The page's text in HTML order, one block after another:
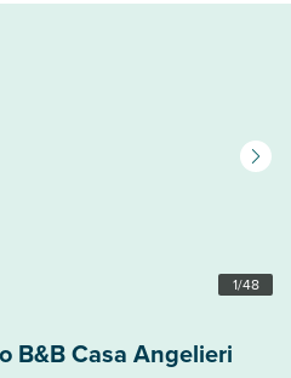
1/48
B&B Casa Angelieri